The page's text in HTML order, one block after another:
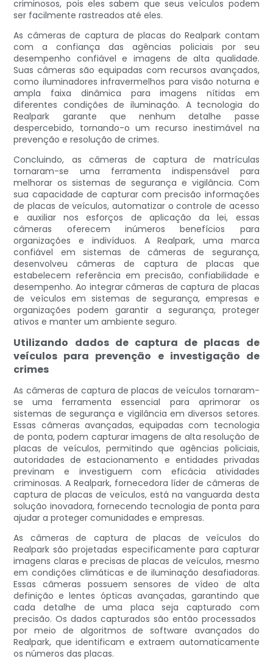
criminosos, pois eles sabem que seus veículos podem
ser facilmente rastreados até eles.
As câmeras de captura de placas do Realpark contam
com a confiança das agências policiais por seu
desempenho confiável e imagens de alta qualidade.
Suas câmeras são equipadas com recursos avançados,
como iluminadores infravermelhos para visão noturna e
ampla faixa dinâmica para imagens nítidas em
diferentes condições de iluminação. A tecnologia do
Realpark garante que nenhum detalhe passe
despercebido, tornando-o um recurso inestimável na
prevenção e resolução de crimes.
Concluindo, as câmeras de captura de matrículas
tornaram-se uma ferramenta indispensável para
melhorar os sistemas de segurança e vigilância. Com
sua capacidade de capturar com precisão informações
de placas de veículos, automatizar o controle de acesso
e auxiliar nos esforços de aplicação da lei, essas
câmeras oferecem inúmeros benefícios para
organizações e indivíduos. A Realpark, uma marca
confiável em sistemas de câmeras de segurança,
desenvolveu câmeras de captura de placas que
estabelecem referência em precisão, confiabilidade e
desempenho. Ao integrar câmeras de captura de placas
de veículos em sistemas de segurança, empresas e
organizações podem garantir a segurança, proteger
ativos e manter um ambiente seguro.
Utilizando dados de captura de placas de
veículos para prevenção e investigação de
crimes
As câmeras de captura de placas de veículos tornaram-
se uma ferramenta essencial para aprimorar os
sistemas de segurança e vigilância em diversos setores.
Essas câmeras avançadas, equipadas com tecnologia
de ponta, podem capturar imagens de alta resolução de
placas de veículos, permitindo que agências policiais,
autoridades de estacionamento e entidades privadas
previnam e investiguem com eficácia atividades
criminosas. A Realpark, fornecedora líder de câmeras de
captura de placas de veículos, está na vanguarda desta
solução inovadora, fornecendo tecnologia de ponta para
ajudar a proteger comunidades e empresas.
As câmeras de captura de placas de veículos do
Realpark são projetadas especificamente para capturar
imagens claras e precisas de placas de veículos, mesmo
em condições climáticas e de iluminação desafiadoras.
Essas câmeras possuem sensores de vídeo de alta
definição e lentes ópticas avançadas, garantindo que
cada detalhe de uma placa seja capturado com
precisão. Os dados capturados são então processados ​​
por meio de algoritmos de software avançados do
Realpark, que identificam e extraem automaticamente
os números das placas.